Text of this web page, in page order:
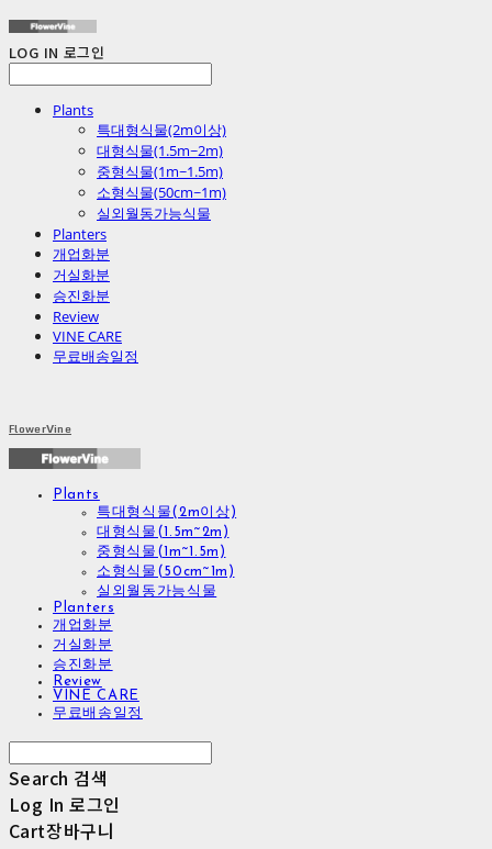
LOG IN 로그인
Plants
특대형식물(2m이상)
대형식물(1.5m~2m)
중형식물(1m~1.5m)
소형식물(50cm~1m)
실외월동가능식물
Planters
개업화분
거실화분
승진화분
Review
VINE CARE
무료배송일정
FlowerVine
Plants
특대형식물(2m이상)
대형식물(1.5m~2m)
중형식물(1m~1.5m)
소형식물(50cm~1m)
실외월동가능식물
Planters
개업화분
거실화분
승진화분
Review
VINE CARE
무료배송일정
Search 검색
Log In 로그인
Cart장바구니